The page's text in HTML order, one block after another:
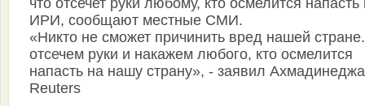
что отсечет руки любому, кто осмелится напасть
ИРИ, сообщают местные СМИ.
«Никто не сможет причинить вред нашей
отсечем руки и накажем любого, кто осмелится
напасть на нашу страну», - заявил
Reuters